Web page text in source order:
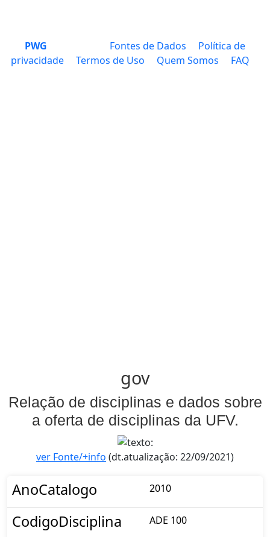
PWG Fontes de Dados
Política de
privacidade
Termos de Uso Quem Somos FAQ
gov
Relação de disciplinas e dados sobre
a oferta de disciplinas da UFV.
ver Fonte/+info (dt.atualização: 22/09/2021)
AnoCatalogo 2010
CodigoDisciplina ADE 100